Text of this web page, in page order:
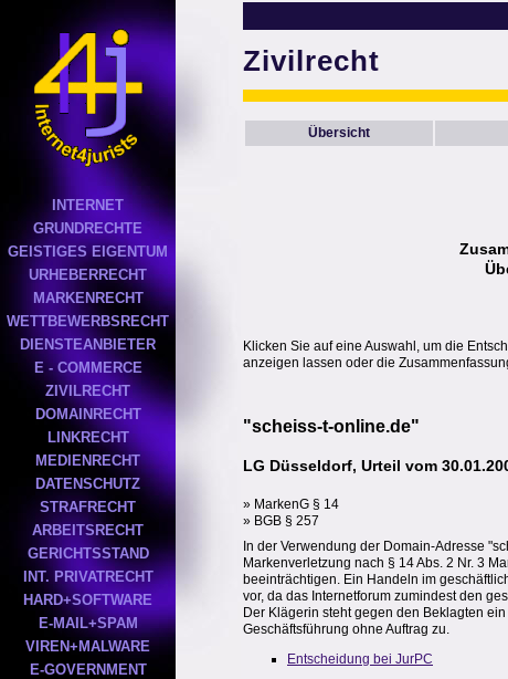
INTERNET
GRUNDRECHTE
GEISTIGES EIGENTUM
URHEBERRECHT
MARKENRECHT
WETTBEWERBSRECHT
DIENSTEANBIETER
E - COMMERCE
ZIVILRECHT
DOMAINRECHT
LINKRECHT
MEDIENRECHT
DATENSCHUTZ
STRAFRECHT
ARBEITSRECHT
GERICHTSSTAND
INT. PRIVATRECHT
HARD+SOFTWARE
E-MAIL+SPAM
VIREN+MALWARE
E-GOVERNMENT
Zivilrecht
Übersicht
Klicken Sie auf eine Auswahl, um die
anzeigen lassen oder die
"scheiss-t-online.de"
LG Düsseldorf, Urteil vom
» MarkenG § 14
» BGB § 257
In der Verwendung der Domain-Adresse
Markenverletzung nach § 14 Abs. 2 Nr. 3
beeinträchtigen. Ein Handeln im
vor, da das Internetforum zumindest den
Der Klägerin steht gegen den Beklagten
Geschäftsführung ohne Auftrag zu.
Entscheidung bei JurPC